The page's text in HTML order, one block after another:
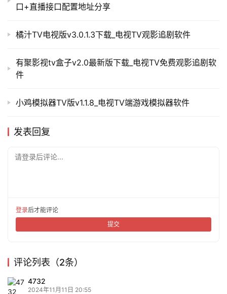
口+直播接口配置地址分享
橘汁TV电视版v3.0.1.3下载_电视TV观影追剧软件
有聚影视tv盒子v2.0最新版下载_电视TV免费观影追剧软
件
小鸡模拟器TV版v1.1.8_电视TV端游戏模拟器软件
发表回复
请登录后评论...
登录后才能评论
提交
评论列表（2条）
4732
2024年11月11日 20:55